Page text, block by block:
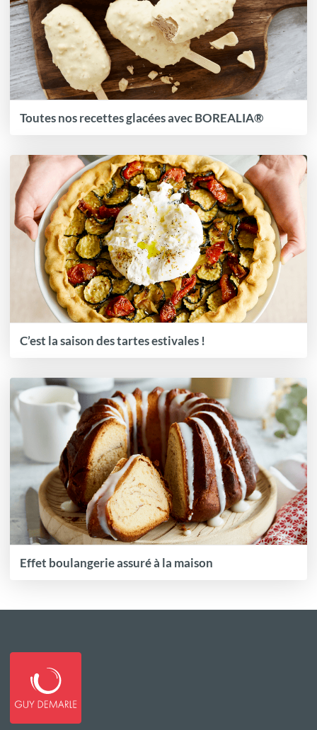
Toutes nos recettes glacées avec BOREALIA®
C’est la saison des tartes estivales !
Effet boulangerie assuré à la maison